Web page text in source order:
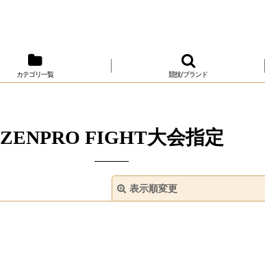
カテゴリ一覧 競技/ブランド
ZENPRO FIGHT大会指定
表示順変更